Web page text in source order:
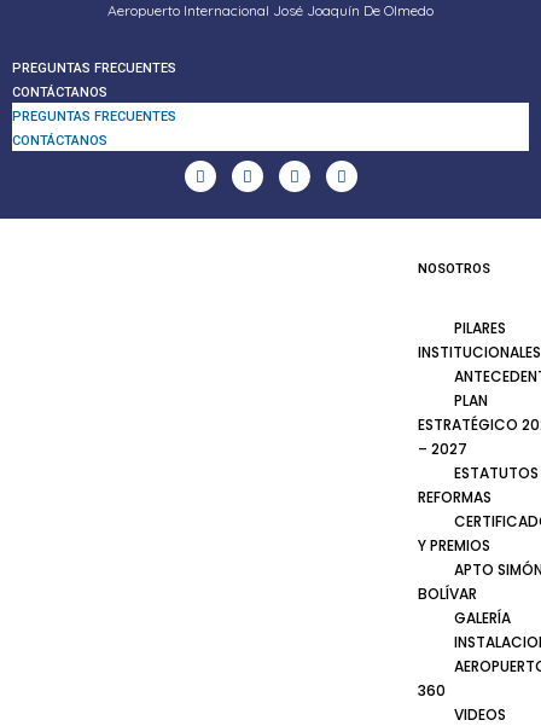
Aeropuerto Internacional José Joaquín De Olmedo
PREGUNTAS FRECUENTES
CONTÁCTANOS
PREGUNTAS FRECUENTES
CONTÁCTANOS
NOSOTROS
PILARES
INSTITUCIONALES
PLAN
ESTRATÉGICO
– 2027
ESTATUTOS
REFORMAS
Y PREMIOS
APTO
BOLÍVAR
GALERÍA
360
VIDEOS